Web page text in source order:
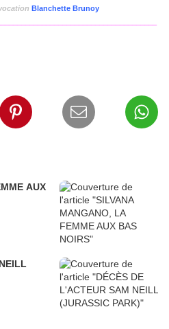
Blanchette Brunoy
AUX